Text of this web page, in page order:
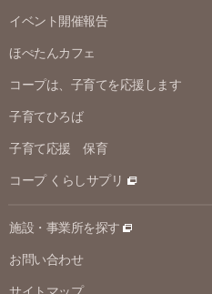
イベント開催報告
ほぺたんカフェ
コープは、子育てを応援します
子育てひろば
子育て応援 保育
コープ くらしサプリ
施設・事業所を探す
お問い合わせ